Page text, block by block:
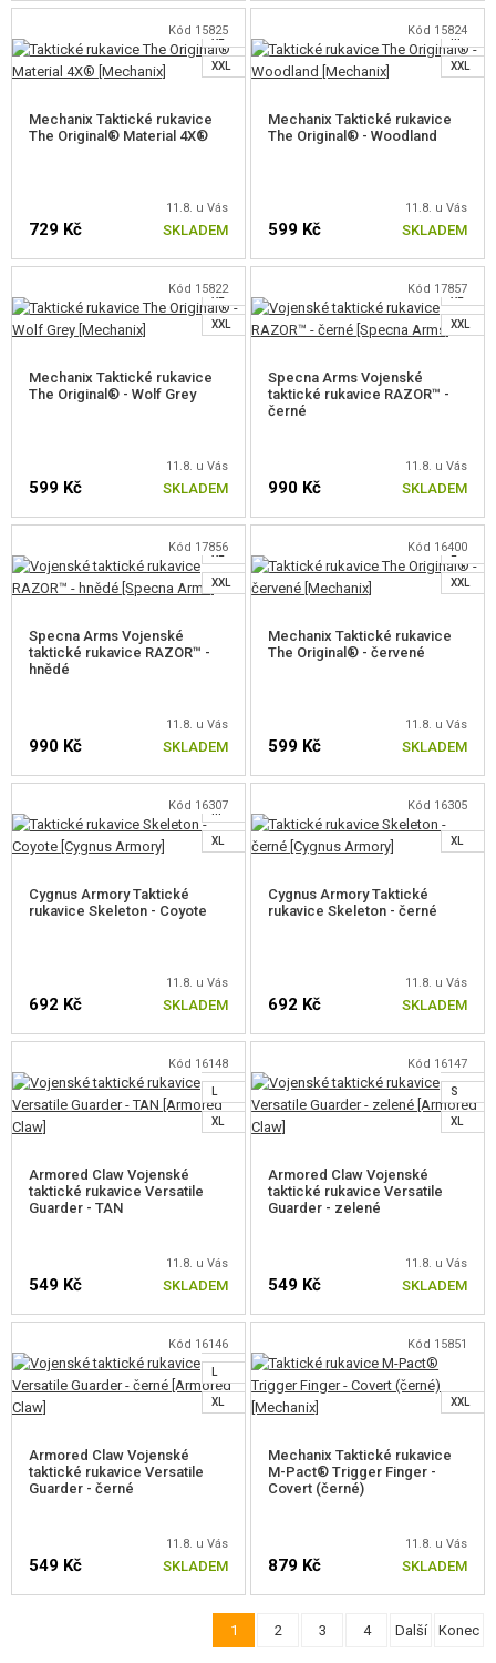
NOVINKY
ZVOLTE VELIKOST ZVOLTE VELIKOST
Kód 15825
XXL
XL
L
Mechanix Taktické rukavice
The Original® Material 4X®
11.8. u Vás
729 Kč SKLADEM
ZVOLTE VELIKOST
Kód 15824
XXL
M
Mechanix Taktické rukavice
The Original® - Woodland
11.8. u Vás
599 Kč SKLADEM
ZVOLTE VELIKOST
Kód 15822
XXL
XL
L
M
S
Mechanix Taktické rukavice
The Original® - Wolf Grey
11.8. u Vás
599 Kč SKLADEM
ZVOLTE VELIKOST
Kód 17857
XXL
XL
L
M
S
Specna Arms Vojenské
taktické rukavice RAZOR™ -
černé
11.8. u Vás
990 Kč SKLADEM
ZVOLTE VELIKOST
Kód 17856
XXL
XL
L
M
S
Specna Arms Vojenské
taktické rukavice RAZOR™ -
hnědé
11.8. u Vás
990 Kč SKLADEM
ZVOLTE VELIKOST
Kód 16400
XXL
L
M
Mechanix Taktické rukavice
The Original® - červené
11.8. u Vás
599 Kč SKLADEM
ZVOLTE VELIKOST
Kód 16307
XL
M
Cygnus Armory Taktické
rukavice Skeleton - Coyote
11.8. u Vás
692 Kč SKLADEM
ZVOLTE VELIKOST
Kód 16305
XL
Cygnus Armory Taktické
rukavice Skeleton - černé
11.8. u Vás
692 Kč SKLADEM
ZVOLTE VELIKOST
Kód 16148
XL
M
S
XS
Armored Claw Vojenské
taktické rukavice Versatile
Guarder - TAN
11.8. u Vás
549 Kč SKLADEM
ZVOLTE VELIKOST
Kód 16147
XL
S
XS
Armored Claw Vojenské
taktické rukavice Versatile
Guarder - zelené
11.8. u Vás
549 Kč SKLADEM
ZVOLTE VELIKOST
Kód 16146
XL
M
S
XS
Armored Claw Vojenské
taktické rukavice Versatile
Guarder - černé
11.8. u Vás
549 Kč SKLADEM
Kód 15851
XXL
Mechanix Taktické rukavice
M-Pact® Trigger Finger -
Covert (černé)
11.8. u Vás
879 Kč SKLADEM
1 2 3 4 Další Konec